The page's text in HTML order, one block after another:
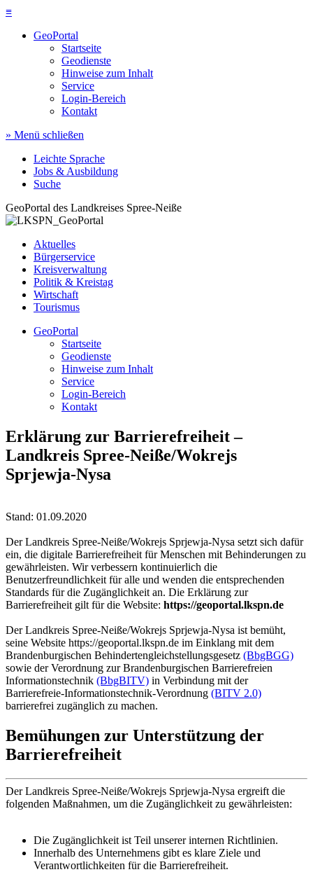
≡
GeoPortal
Startseite
Geodienste
Hinweise zum Inhalt
Service
Login-Bereich
Kontakt
» Menü schließen
Leichte Sprache
Jobs & Ausbildung
Suche
GeoPortal des Landkreises Spree-Neiße
Aktuelles
Bürgerservice
Kreisverwaltung
Politik & Kreistag
Wirtschaft
Tourismus
GeoPortal
Startseite
Geodienste
Hinweise zum Inhalt
Service
Login-Bereich
Kontakt
Erklärung zur Barrierefreiheit –
Landkreis Spree-Neiße/Wokrejs
Sprjewja-Nysa
Stand: 01.09.2020
Der Landkreis Spree-Neiße/Wokrejs Sprjewja-Nysa setzt sich dafür
ein, die digitale Barrierefreiheit für Menschen mit Behinderungen zu
gewährleisten. Wir verbessern kontinuierlich die
Benutzerfreundlichkeit für alle und wenden die entsprechenden
Standards für die Zugänglichkeit an. Die Erklärung zur
Barrierefreiheit gilt für die Website: https://geoportal.lkspn.de
Der Landkreis Spree-Neiße/Wokrejs Sprjewja-Nysa ist bemüht,
seine Website https://geoportal.lkspn.de im Einklang mit dem
Brandenburgischen Behindertengleichstellungsgesetz (BbgBGG)
sowie der Verordnung zur Brandenburgischen Barrierefreien
Informationstechnik (BbgBITV) in Verbindung mit der
Barrierefreie-Informationstechnik-Verordnung (BITV 2.0)
barrierefrei zugänglich zu machen.
Bemühungen zur Unterstützung der
Barrierefreiheit
Der Landkreis Spree-Neiße/Wokrejs Sprjewja-Nysa ergreift die
folgenden Maßnahmen, um die Zugänglichkeit zu gewährleisten:
Die Zugänglichkeit ist Teil unserer internen Richtlinien.
Innerhalb des Unternehmens gibt es klare Ziele und
Verantwortlichkeiten für die Barrierefreiheit.